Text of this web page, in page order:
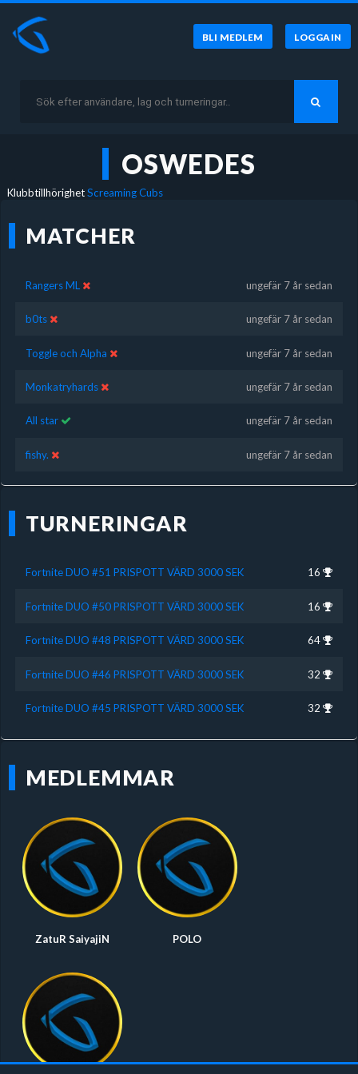
BLI MEDLEM LOGGA IN
OSWEDES
KlubbtillhörighetScreaming Cubs
MATCHER
Rangers ML ungefär 7 år sedan
b0ts ungefär 7 år sedan
Toggle och Alpha ungefär 7 år sedan
Monkatryhards ungefär 7 år sedan
All star ungefär 7 år sedan
fishy. ungefär 7 år sedan
TURNERINGAR
Fortnite DUO #51 PRISPOTT VÄRD 3000 SEK 16
Fortnite DUO #50 PRISPOTT VÄRD 3000 SEK 16
Fortnite DUO #48 PRISPOTT VÄRD 3000 SEK 64
Fortnite DUO #46 PRISPOTT VÄRD 3000 SEK 32
Fortnite DUO #45 PRISPOTT VÄRD 3000 SEK 32
MEDLEMMAR
ZatuR SaiyajiN POLO